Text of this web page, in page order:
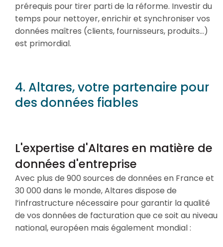
prérequis pour tirer parti de la réforme. Investir du
temps pour nettoyer, enrichir et synchroniser vos
données maîtres (clients, fournisseurs, produits…)
est primordial.
4. Altares, votre partenaire pour
des données fiables
L'expertise d'Altares en matière de
données d'entreprise
Avec plus de 900 sources de données en France et
30 000 dans le monde, Altares dispose de
l’infrastructure nécessaire pour garantir la qualité
de vos données de facturation que ce soit au niveau
national, européen mais également mondial :